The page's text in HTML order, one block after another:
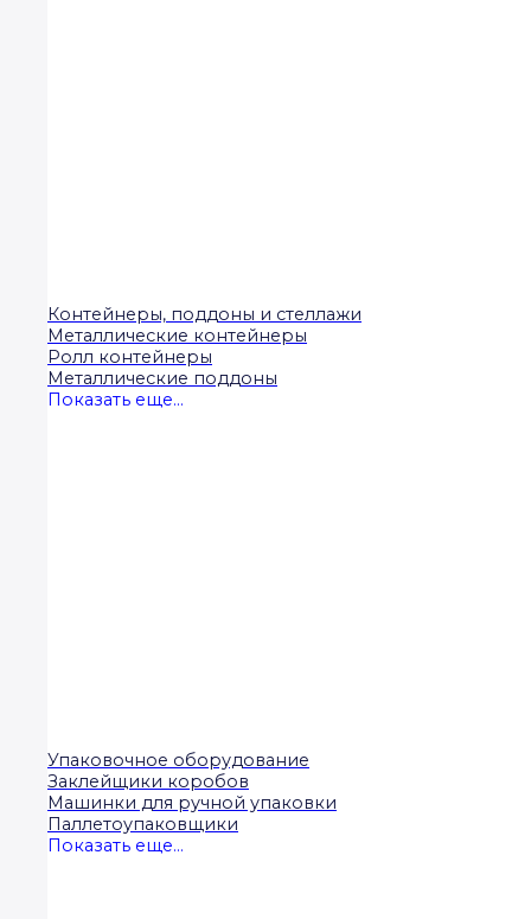
Контейнеры, поддоны и стеллажи
Металлические контейнеры
Ролл контейнеры
Металлические поддоны
Показать еще...
Упаковочное оборудование
Заклейщики коробов
Машинки для ручной упаковки
Паллетоупаковщики
Показать еще...